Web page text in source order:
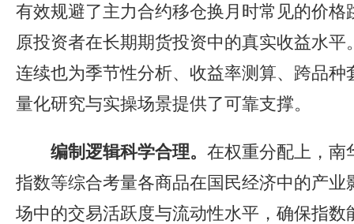
有效规避了主力合约移仓换月时常见的价格
原投资者在长期期货投资中的真实收益水平
连续也为季节性分析、收益率测算、跨品种
量化研究与实操场景提供了可靠支撑。
编制逻辑科学合理。 在权重分配上，南
指数等综合考量各商品在国民经济中的产业
场中的交易活跃度与流动性水平，确保指数